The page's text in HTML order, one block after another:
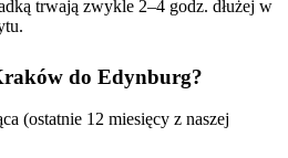
trwają zwykle 2–4 godz. dłużej w
do Edynburg?
(ostatnie 12 miesięcy z naszej